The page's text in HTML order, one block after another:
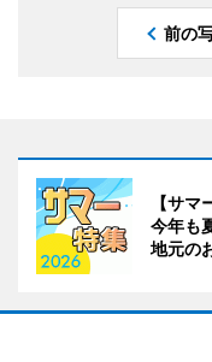
前の
【サマ
今年も
地元の